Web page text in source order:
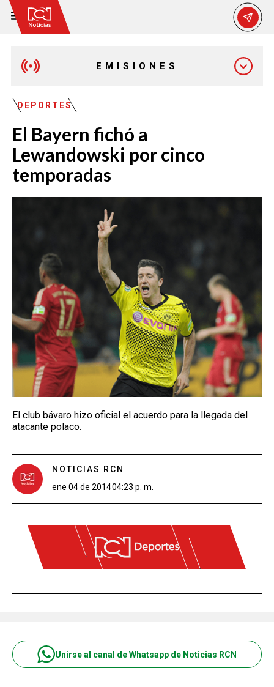
EMISIONES
EMISIÓN 12:30 PM
EMISIÓN 11:30 PM
DEPORTES
El Bayern fichó a
Lewandowski por cinco
temporadas
El club bávaro hizo oficial el acuerdo para la llegada del
atacante polaco.
NOTICIAS RCN
ene 04 de 201404:23 p. m.
Unirse al canal de Whatsapp de Noticias RCN